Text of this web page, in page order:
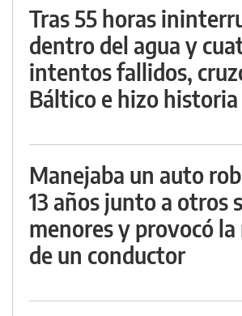
Tras 55 horas
dentro del agua y
intentos fallidos,
Báltico e hizo historia
Manejaba un auto
13 años junto a otros
menores y provocó
de un conductor